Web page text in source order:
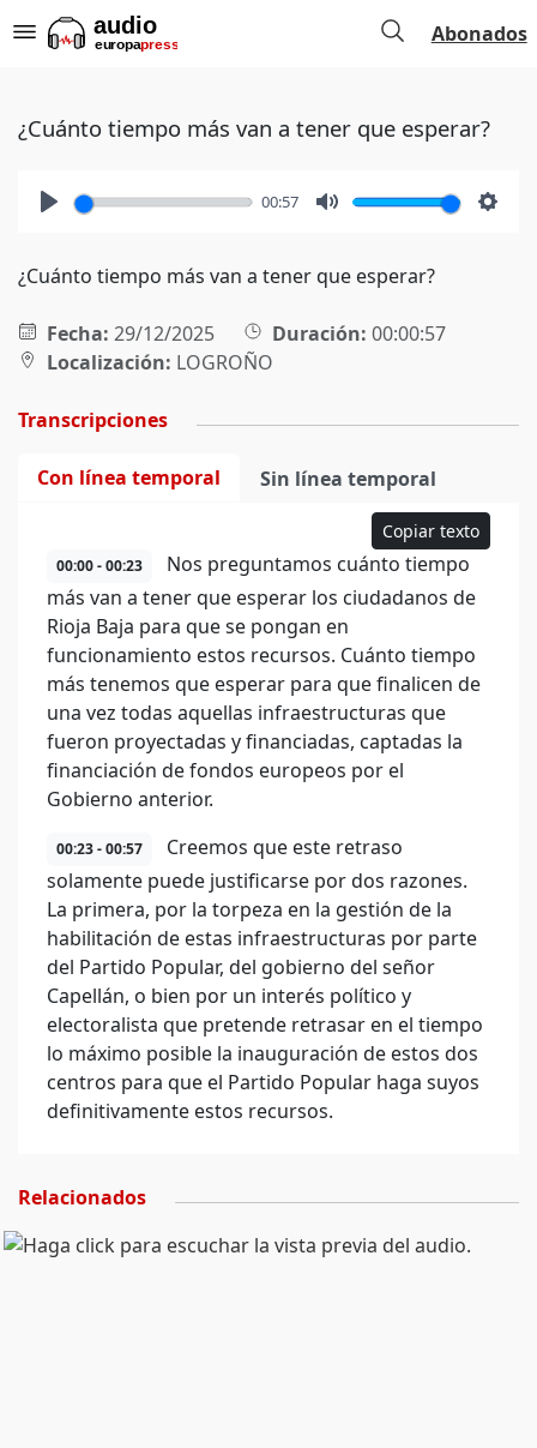
Abonados
¿Cuánto tiempo más van a tener que esperar?
00:57
¿Cuánto tiempo más van a tener que esperar?
Fecha: 29/12/2025 Duración: 00:00:57
Localización: LOGROÑO
Transcripciones
Con línea temporal Sin línea temporal
Copiar texto
00:00 - 00:23
Nos preguntamos cuánto tiempo
más van a tener que esperar los ciudadanos de
Rioja Baja para que se pongan en
funcionamiento estos recursos. Cuánto tiempo
más tenemos que esperar para que finalicen de
una vez todas aquellas infraestructuras que
fueron proyectadas y financiadas, captadas la
financiación de fondos europeos por el
Gobierno anterior.
00:23 - 00:57
Creemos que este retraso
solamente puede justificarse por dos razones.
La primera, por la torpeza en la gestión de la
habilitación de estas infraestructuras por parte
del Partido Popular, del gobierno del señor
Capellán, o bien por un interés político y
electoralista que pretende retrasar en el tiempo
lo máximo posible la inauguración de estos dos
centros para que el Partido Popular haga suyos
definitivamente estos recursos.
Relacionados